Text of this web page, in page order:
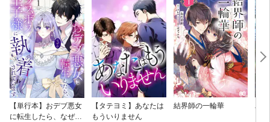
【単行本】おデブ悪女
に転生したら、なぜか
【タテヨミ】あなたは
もういりません
結界師の一輪華
バ